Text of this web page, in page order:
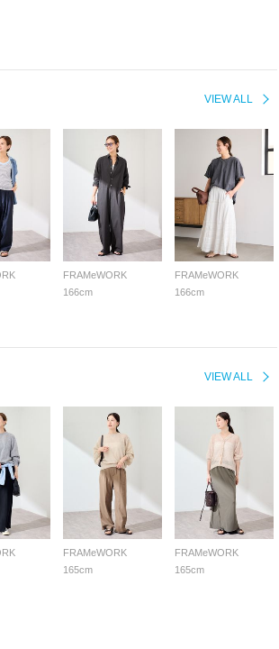
VIEW ALL
FRAMeWORK
166cm
FRAMeWORK
166cm
VIEW ALL
FRAMeWORK
165cm
FRAMeWORK
165cm